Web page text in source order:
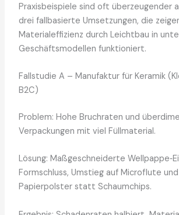
Praxisbeispiele sind oft überzeugender
drei fallbasierte Umsetzungen, die
Materialeffizienz durch Leichtbau in
Geschäftsmodellen funktioniert.
Fallstudie A – Manufaktur für Keramik
B2C)
Problem: Hohe Bruchraten und
Verpackungen mit viel Füllmaterial.
Lösung: Maßgeschneiderte
Formschluss, Umstieg auf Microflute
Papierpolster statt Schaumchips.